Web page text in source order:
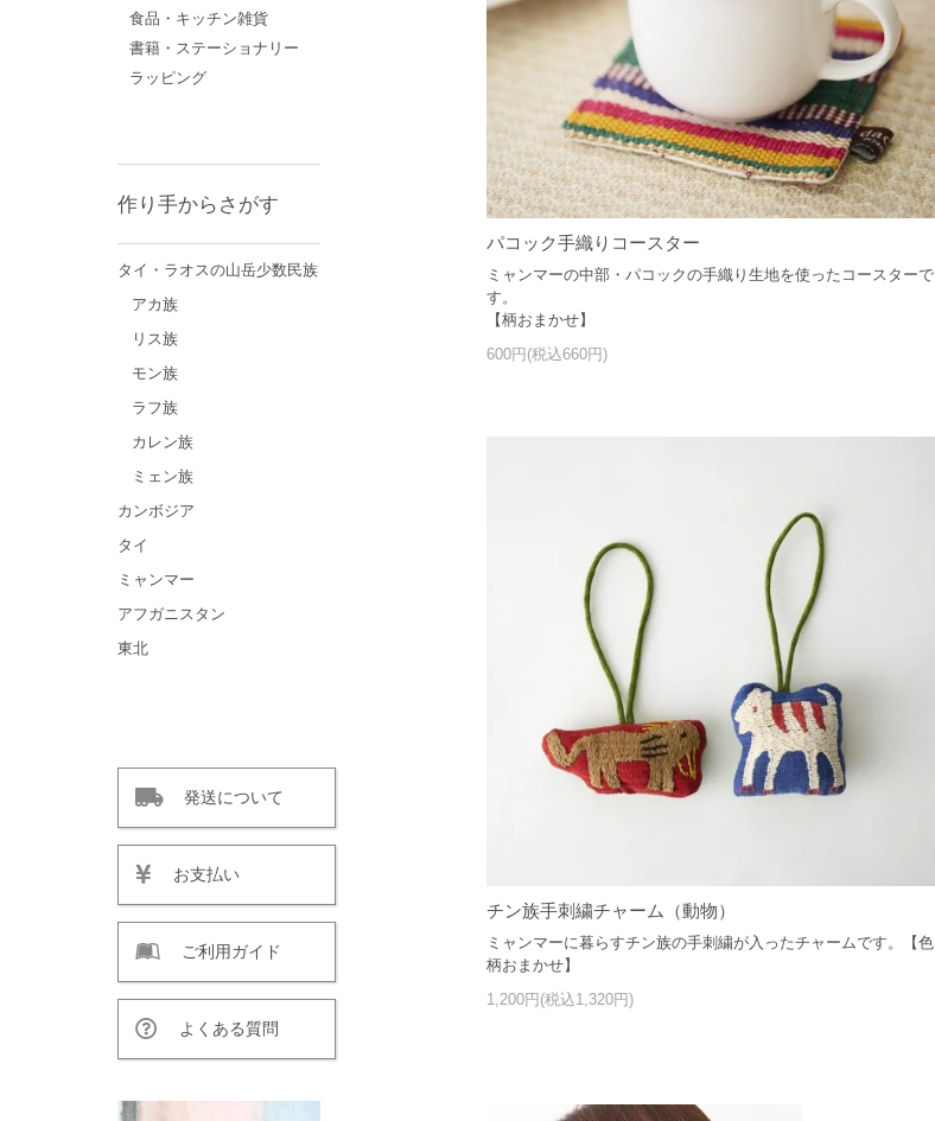
パコック手織りコースター
ミャンマーの中部・パコックの手織り生地を使ったコースターで
す。
【柄おまかせ】
600円(税込660円)
チン族手刺繍チャーム（動物）
ミャンマーに暮らすチン族の手刺繍が入ったチャームです。【色
柄おまかせ】
1,200円(税込1,320円)
食品・キッチン雑貨
書籍・ステーショナリー
ラッピング
作り手からさがす
タイ・ラオスの山岳少数民族
アカ族
リス族
モン族
ラフ族
カレン族
ミェン族
カンボジア
タイ
ミャンマー
アフガニスタン
東北
発送について
お支払い
ご利用ガイド
よくある質問